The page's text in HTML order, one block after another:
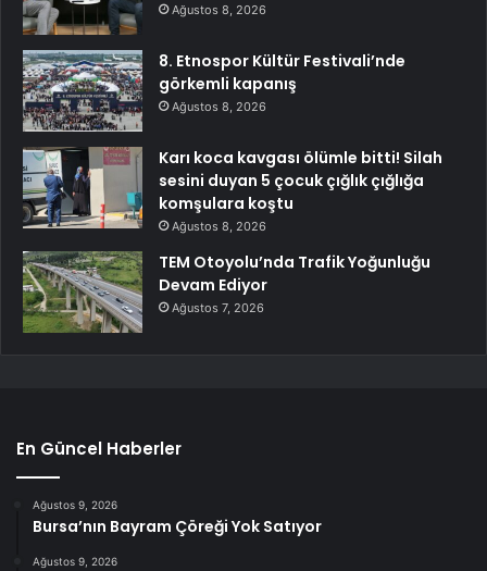
Ağustos 8, 2026
8. Etnospor Kültür Festivali’nde
görkemli kapanış
Ağustos 8, 2026
Karı koca kavgası ölümle bitti! Silah
sesini duyan 5 çocuk çığlık çığlığa
komşulara koştu
Ağustos 8, 2026
TEM Otoyolu’nda Trafik Yoğunluğu
Devam Ediyor
Ağustos 7, 2026
En Güncel Haberler
Ağustos 9, 2026
Bursa’nın Bayram Çöreği Yok Satıyor
Ağustos 9, 2026